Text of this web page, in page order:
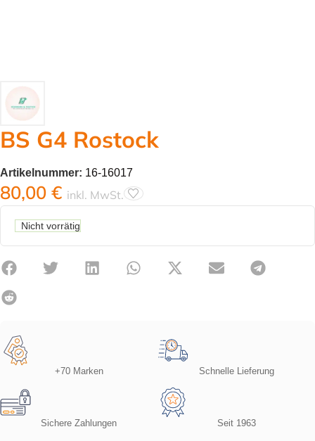
BS G4 Rostock
Artikelnummer: 16-16017
80,00 € inkl. MwSt.
Nicht vorrätig
+70 Marken Schnelle Lieferung
Sichere Zahlungen Seit 1963